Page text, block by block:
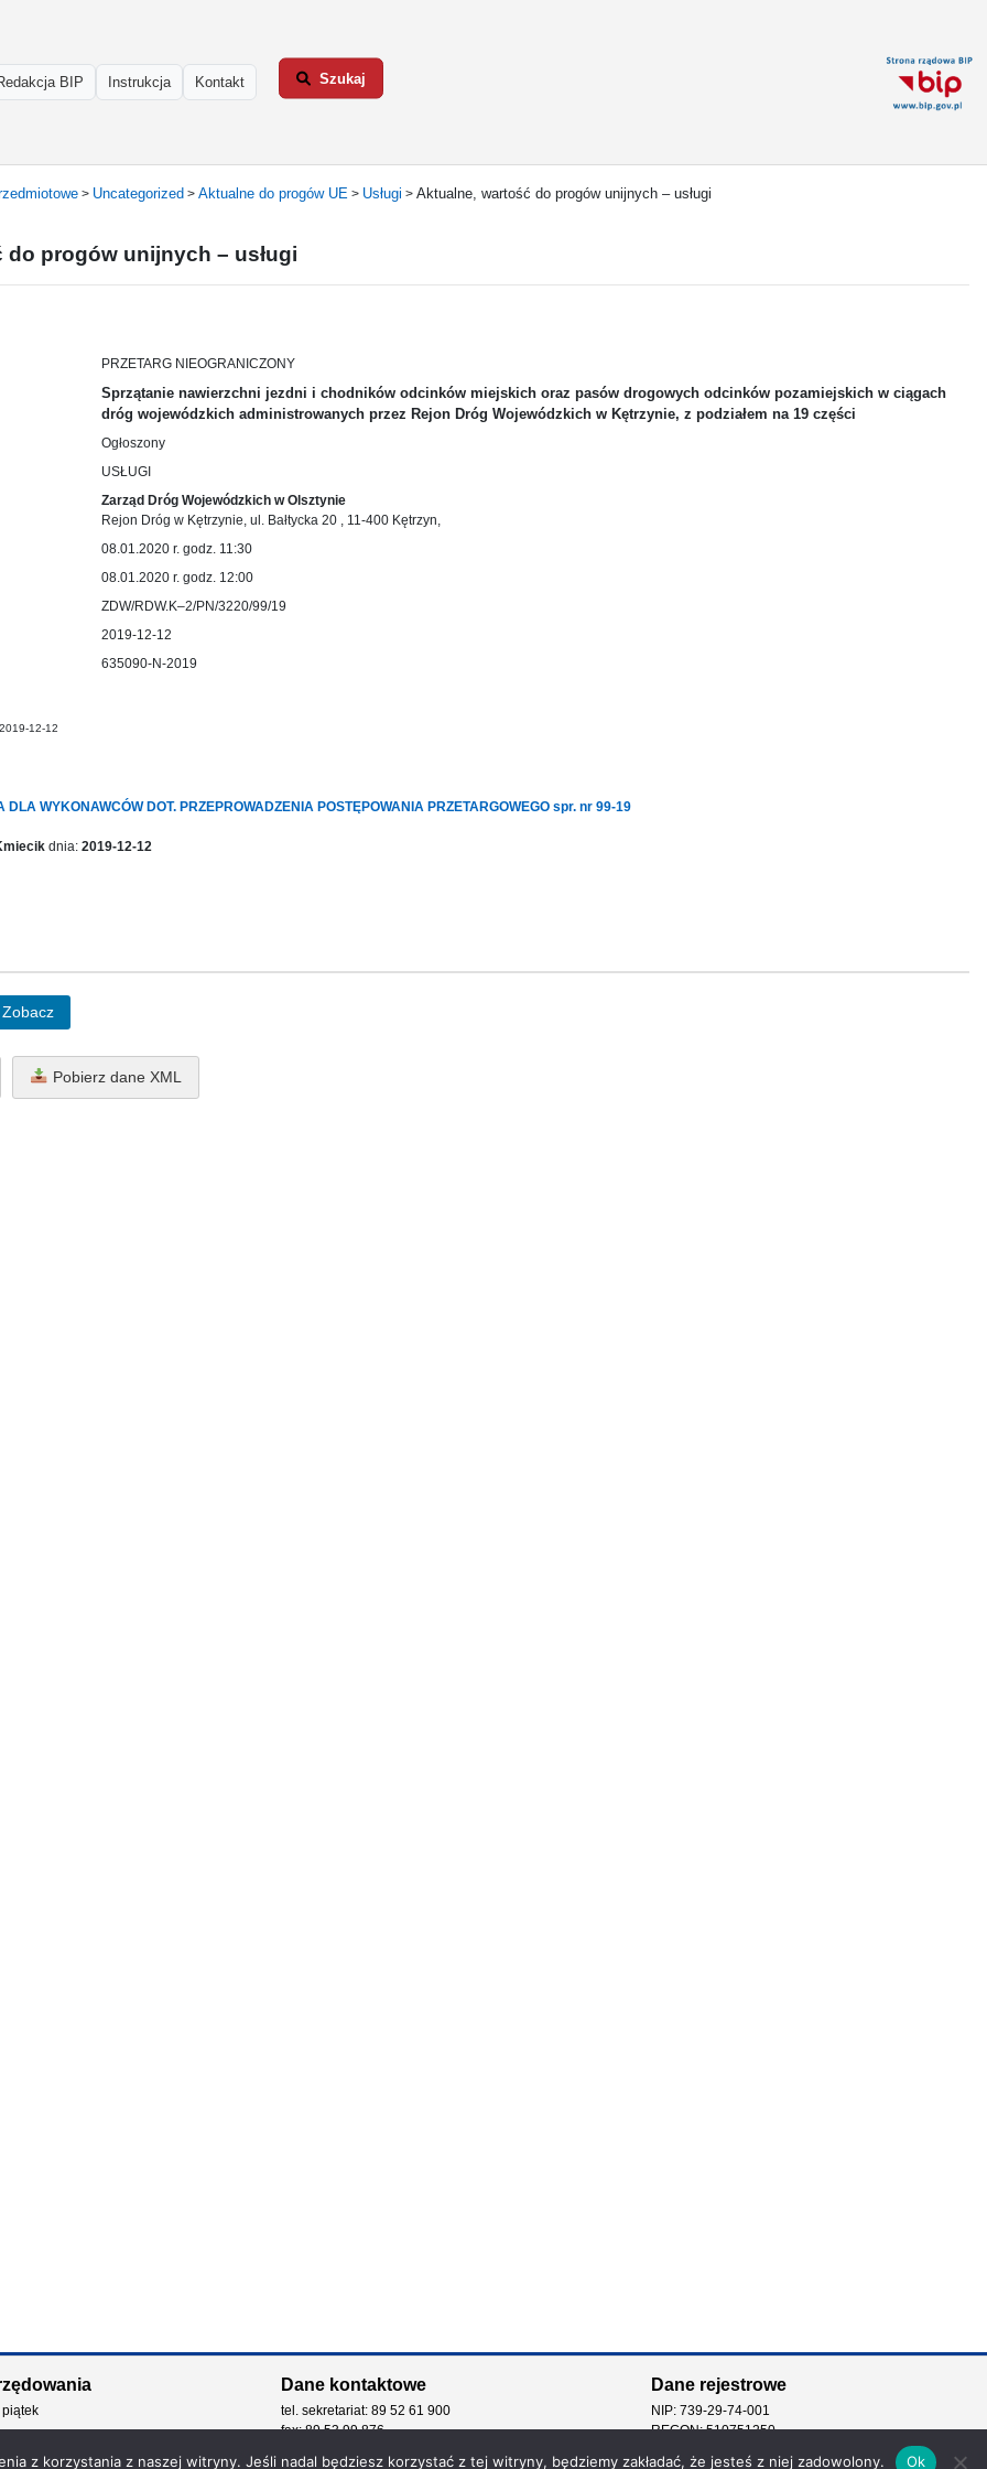
BIP Instrukcja Kontakt Szukaj
> Uncategorized > Aktualne do progów UE > Usługi > Aktualne, wartość do progów unijnych – usługi
progów unijnych – usługi
PRZETARG NIEOGRANICZONY
Sprzątanie nawierzchni jezdni i chodników odcinków miejskich oraz pasów drogowych odcinków pozamiejskich w ciągach
dróg wojewódzkich administrowanych przez Rejon Dróg Wojewódzkich w Kętrzynie, z podziałem na 19 części
Ogłoszony
USŁUGI
Zarząd Dróg Wojewódzkich w Olsztynie
Rejon Dróg w Kętrzynie, ul. Bałtycka 20 , 11-400 Kętrzyn,
08.01.2020 r. godz. 11:30
08.01.2020 r. godz. 12:00
ZDW/RDW.K–2/PN/3220/99/19
2019-12-12
635090-N-2019
12-12
DLA WYKONAWCÓW DOT. PRZEPROWADZENIA POSTĘPOWANIA PRZETARGOWEGO spr. nr 99-19
dnia: 2019-12-12
Zobacz
Pobierz dane XML
piątek
Dane kontaktowe
tel. sekretariat: 89 52 61 900
fax: 89 53 99 876
Dane rejestrowe
NIP: 739-29-74-001
REGON: 510751250
z korzystania z naszej witryny. Jeśli nadal będziesz korzystać z tej witryny, będziemy zakładać, że jesteś z niej zadowolony. Ok